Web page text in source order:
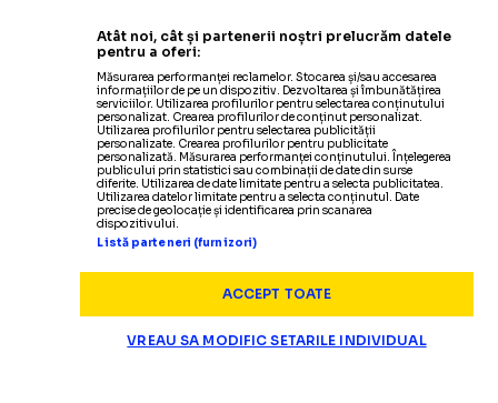
Atât noi, cât și partenerii noștri prelucrăm datele
pentru a oferi:
Măsurarea performanței reclamelor. Stocarea și/sau accesarea
informațiilor de pe un dispozitiv. Dezvoltarea și îmbunătățirea
serviciilor. Utilizarea profilurilor pentru selectarea conținutului
personalizat. Crearea profilurilor de conținut personalizat.
Utilizarea profilurilor pentru selectarea publicității
personalizate. Crearea profilurilor pentru publicitate
personalizată. Măsurarea performanței conținutului. Înțelegerea
publicului prin statistici sau combinații de date din surse
diferite. Utilizarea de date limitate pentru a selecta publicitatea.
Utilizarea datelor limitate pentru a selecta conținutul. Date
precise de geolocație și identificarea prin scanarea
dispozitivului.
Listă parteneri (furnizori)
ACCEPT TOATE
VREAU SA MODIFIC SETARILE INDIVIDUAL